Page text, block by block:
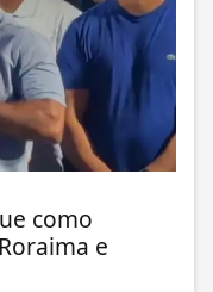
como
e